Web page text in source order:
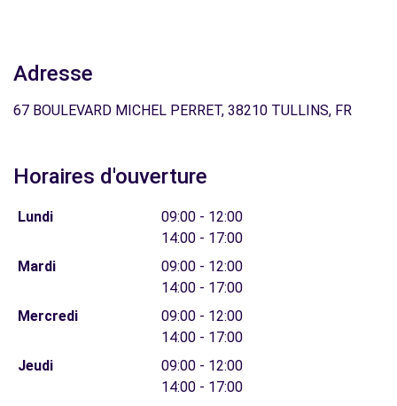
Adresse
67 BOULEVARD MICHEL PERRET, 38210 TULLINS, FR
Horaires d'ouverture
Lundi
09:00 - 12:00
14:00 - 17:00
Mardi
09:00 - 12:00
14:00 - 17:00
Mercredi
09:00 - 12:00
14:00 - 17:00
Jeudi
09:00 - 12:00
14:00 - 17:00